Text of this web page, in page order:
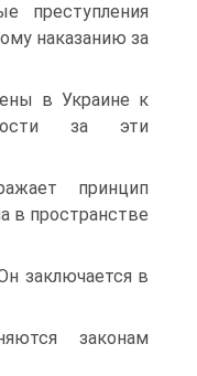
преступления
наказанию за
в Украине к
за эти
принцип
в пространстве
заключается в
законам